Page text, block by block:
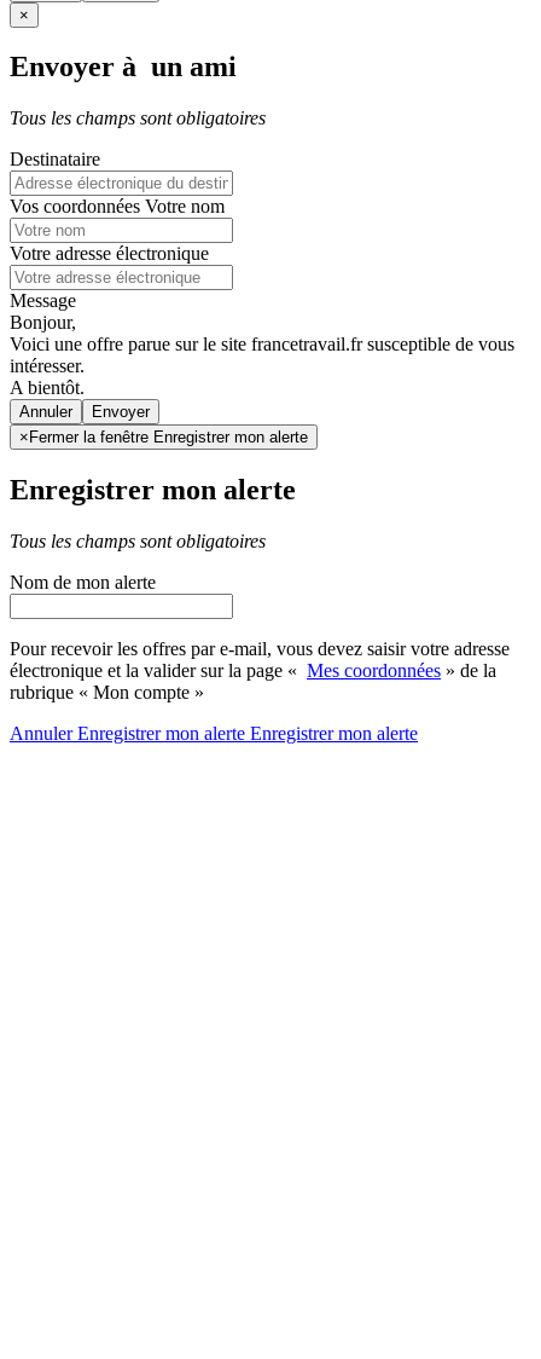
×
Envoyer à un ami
Tous les champs sont obligatoires
Destinataire
Vos coordonnées Votre nom
Votre adresse électronique
Message
Bonjour,
Voici une offre parue sur le site francetravail.fr susceptible de vous
intéresser.
A bientôt.
Annuler
× Fermer la fenêtre Enregistrer mon alerte
Enregistrer mon alerte
Tous les champs sont obligatoires
Nom de mon alerte
Pour recevoir les offres par e-mail, vous devez saisir votre adresse
électronique et la valider sur la page « Mes coordonnées » de la
rubrique « Mon compte »
AnnulerEnregistrer mon alerte Enregistrermon alerte